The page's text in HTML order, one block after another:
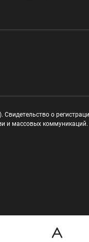
Свидетельство о
и массовых коммуникаций.